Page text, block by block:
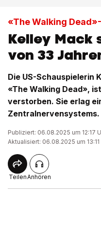
«The Walking
Kelley
von 33
Die US-Schauspielerin
«The Walking Dead»,
verstorben. Sie erlag
Zentralnervensystems.
Publiziert: 06.08.2025 um 12:17
Aktualisiert: 06.08.2025 um 13:11
TeilenAnhören